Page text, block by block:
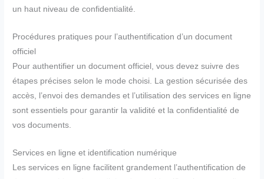
un haut niveau de confidentialité.
Procédures pratiques pour l’authentification d’un document
officiel
Pour authentifier un document officiel, vous devez suivre des
étapes précises selon le mode choisi. La gestion sécurisée des
accès, l’envoi des demandes et l’utilisation des services en ligne
sont essentiels pour garantir la validité et la confidentialité de
vos documents.
Services en ligne et identification numérique
Les services en ligne facilitent grandement l’authentification de